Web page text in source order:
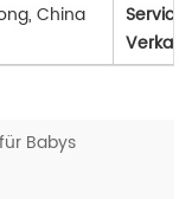
China
Verkauf
Babys